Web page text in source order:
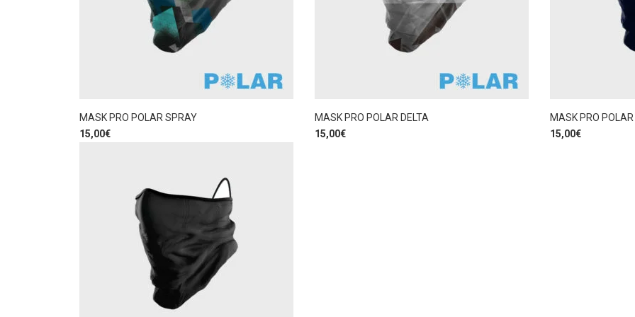
MASK PRO POLAR SPRAY
15,00€
MASK PRO POLAR DELTA
15,00€
MASK PRO
15,00€